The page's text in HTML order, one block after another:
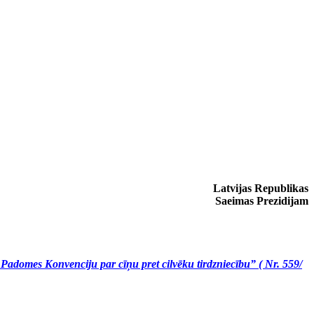
Latvijas Republikas
Saeimas Prezidijam
Konvenciju par cīņu pret cilvēku tirdzniecību” ( Nr. 559/